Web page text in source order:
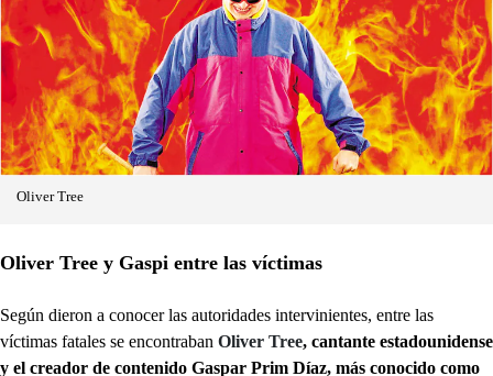
Oliver Tree
Oliver Tree y Gaspi entre las víctimas
Según dieron a conocer las autoridades intervinientes, entre las
víctimas fatales se encontraban Oliver Tree, cantante estadounidense
y el creador de contenido Gaspar Prim Díaz, más conocido como